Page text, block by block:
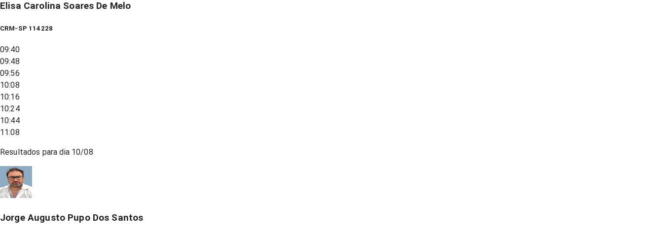
Elisa Carolina Soares De Melo
CRM-SP 114228
09:40
09:48
09:56
10:08
10:16
10:24
10:44
11:08
Resultados para dia 10/08
Jorge Augusto Pupo Dos Santos